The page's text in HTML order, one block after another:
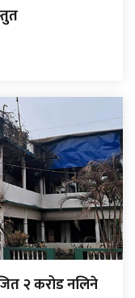
२ करोड नलिने